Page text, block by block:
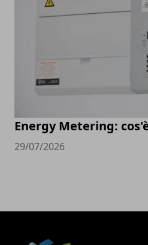
Energy Metering:
29/07/2026